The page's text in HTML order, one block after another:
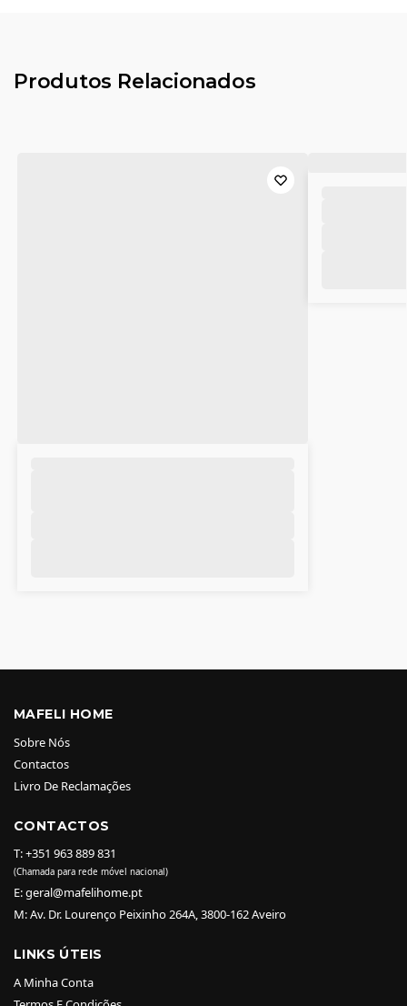
Produtos Relacionados
MAFELI HOME
Sobre Nós
Contactos
Livro De Reclamações
CONTACTOS
T: +351 963 889 831
(Chamada para rede móvel nacional)
E: geral@mafelihome.pt
M: Av. Dr. Lourenço Peixinho 264A, 3800-162 Aveiro
LINKS ÚTEIS
A Minha Conta